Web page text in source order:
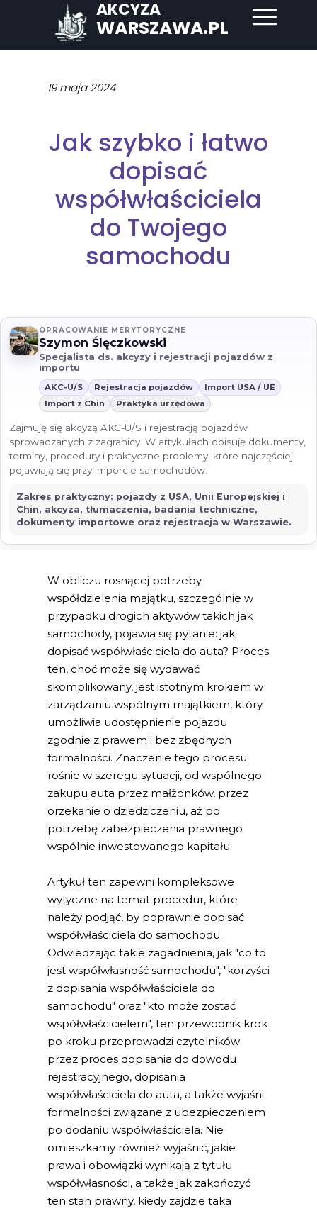
AKCYZA
WARSZAWA.PL
19 maja 2024
Jak szybko i łatwo
dopisać
współwłaściciela
do Twojego
samochodu
W obliczu rosnącej potrzeby
współdzielenia majątku, szczególnie w
przypadku drogich aktywów takich jak
samochody, pojawia się pytanie: jak
dopisać współwłaściciela do auta? Proces
ten, choć może się wydawać
skomplikowany, jest istotnym krokiem w
zarządzaniu wspólnym majątkiem, który
umożliwia udostępnienie pojazdu
zgodnie z prawem i bez zbędnych
formalności. Znaczenie tego procesu
rośnie w szeregu sytuacji, od wspólnego
zakupu auta przez małżonków, przez
orzekanie o dziedziczeniu, aż po
potrzebę zabezpieczenia prawnego
wspólnie inwestowanego kapitału.
Artykuł ten zapewni kompleksowe
wytyczne na temat procedur, które
należy podjąć, by poprawnie dopisać
współwłaściciela do samochodu.
Odwiedzając takie zagadnienia, jak "co to
jest współwłasność samochodu", "korzyści
z dopisania współwłaściciela do
samochodu" oraz "kto może zostać
współwłaścicielem", ten przewodnik krok
po kroku przeprowadzi czytelników
przez proces dopisania do dowodu
rejestracyjnego, dopisania
współwłaściciela do auta, a także wyjaśni
formalności związane z ubezpieczeniem
po dodaniu współwłaściciela. Nie
omieszkamy również wyjaśnić, jakie
prawa i obowiązki wynikają z tytułu
współwłasności, a także jak zakończyć
ten stan prawny, kiedy zajdzie taka
OPRACOWANIE MERYTORYCZNE
Szymon Ślęczkowski
Specjalista ds. akcyzy i rejestracji pojazdów z
importu
AKC-U/S Rejestracja pojazdów
Import USA / UE
Import z Chin
Praktyka urzędowa
Zajmuję się akcyzą AKC-U/S i rejestracją pojazdów
sprowadzanych z zagranicy. W artykułach opisuję dokumenty,
terminy, procedury i praktyczne problemy, które najczęściej
pojawiają się przy imporcie samochodów.
Zakres praktyczny: pojazdy z USA, Unii Europejskiej i
Chin, akcyza, tłumaczenia, badania techniczne,
dokumenty importowe oraz rejestracja w Warszawie.